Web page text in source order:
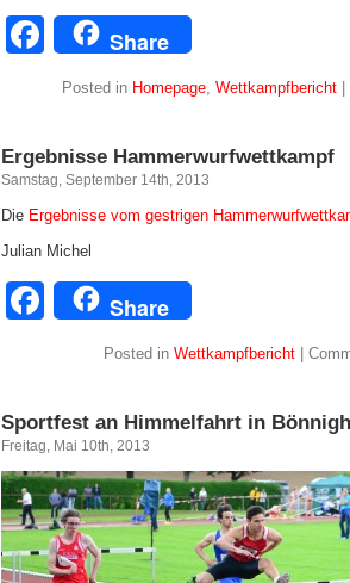
Facebook
Share
Posted in Homepage, Wettkampfbericht|
Ergebnisse Hammerwurfwettkampf
Samstag, September 14th, 2013
Die Ergebnisse vom gestrigen
Julian Michel
Facebook
Share
Posted in Wettkampfbericht|
Sportfest an Himmelfahrt in
Freitag, Mai 10th, 2013